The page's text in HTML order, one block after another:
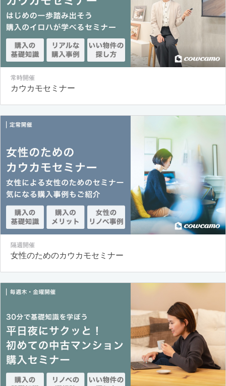
常時開催
カウカモセミナー
隔週開催
女性のためのカウカモセミナー